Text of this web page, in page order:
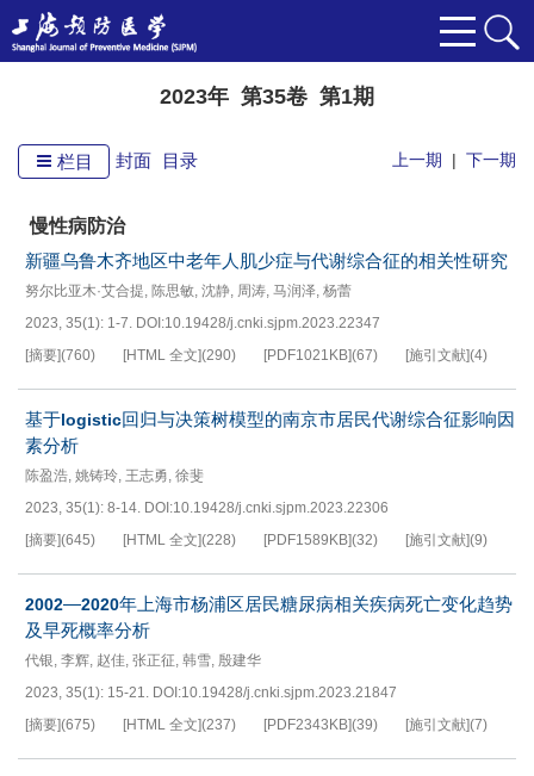
2023年 第35卷 第1期
上一期 | 下一期
栏目 封面 目录
慢性病防治
新疆乌鲁木齐地区中老年人肌少症与代谢综合征的相关性研究
努尔比亚木·艾合提, 陈思敏, 沈静, 周涛, 马润泽, 杨蕾
2023, 35(1): 1-7. DOI:10.19428/j.cnki.sjpm.2023.22347
[摘要](760) [HTML 全文](290) [PDF1021KB](67) [施引文献](4)
基于logistic回归与决策树模型的南京市居民代谢综合征影响因
素分析
陈盈浩, 姚铸玲, 王志勇, 徐斐
2023, 35(1): 8-14. DOI:10.19428/j.cnki.sjpm.2023.22306
[摘要](645) [HTML 全文](228) [PDF1589KB](32) [施引文献](9)
2002—2020年上海市杨浦区居民糖尿病相关疾病死亡变化趋势
及早死概率分析
代银, 李辉, 赵佳, 张正征, 韩雪, 殷建华
2023, 35(1): 15-21. DOI:10.19428/j.cnki.sjpm.2023.21847
[摘要](675) [HTML 全文](237) [PDF2343KB](39) [施引文献](7)